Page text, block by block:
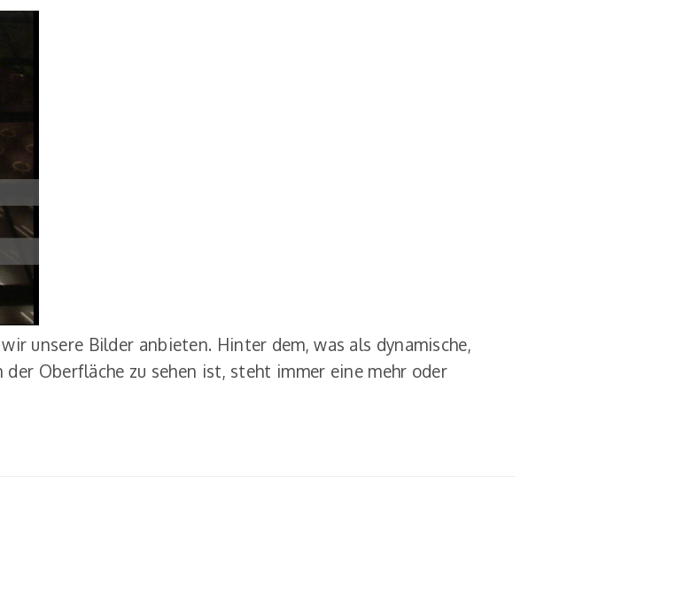
unsere Bilder anbieten. Hinter dem, was als dynamische,
Oberfläche zu sehen ist, steht immer eine mehr oder